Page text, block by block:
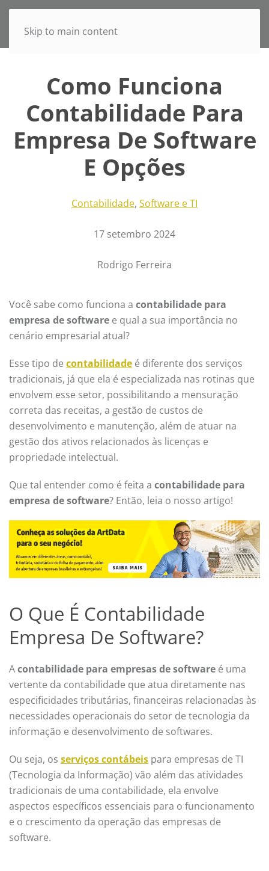
Skip to main content
Como Funciona
Contabilidade Para
Empresa De Software
E Opções
Contabilidade, Software e TI
17 setembro 2024
Rodrigo Ferreira
Você sabe como funciona a contabilidade para
empresa de software e qual a sua importância no
cenário empresarial atual?
Esse tipo de contabilidade é diferente dos serviços
tradicionais, já que ela é especializada nas rotinas que
envolvem esse setor, possibilitando a mensuração
correta das receitas, a gestão de custos de
desenvolvimento e manutenção, além de atuar na
gestão dos ativos relacionados às licenças e
propriedade intelectual.
Que tal entender como é feita a contabilidade para
empresa de software? Então, leia o nosso artigo!
O Que É Contabilidade
Empresa De Software?
Acontabilidade para empresas de software é uma
vertente da contabilidade que atua diretamente nas
especificidades tributárias, financeiras relacionadas às
necessidades operacionais do setor de tecnologia da
informação e desenvolvimento de softwares.
Ou seja, os serviços contábeis para empresas de TI
(Tecnologia da Informação) vão além das atividades
tradicionais de uma contabilidade, ela envolve
aspectos específicos essenciais para o funcionamento
e o crescimento da operação das empresas de
software.